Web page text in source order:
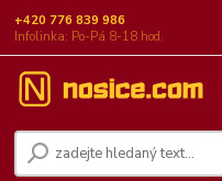
+420 776 839 986
Infolinka: Po-Pá 8-18 hod.